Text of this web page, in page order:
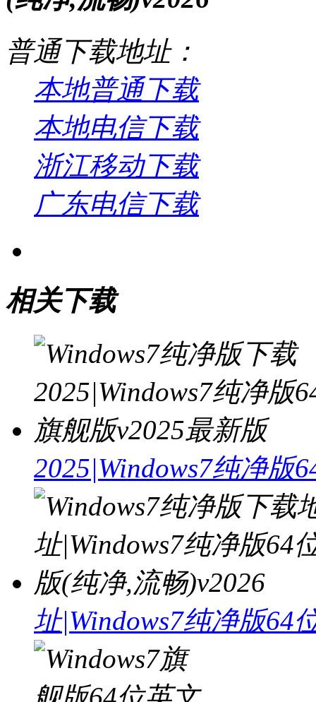
普通下载地址：
本地普通下载
本地电信下载
浙江移动下载
广东电信下载
相关下载
2025|Windows7纯净版
址|Windows7纯净版64